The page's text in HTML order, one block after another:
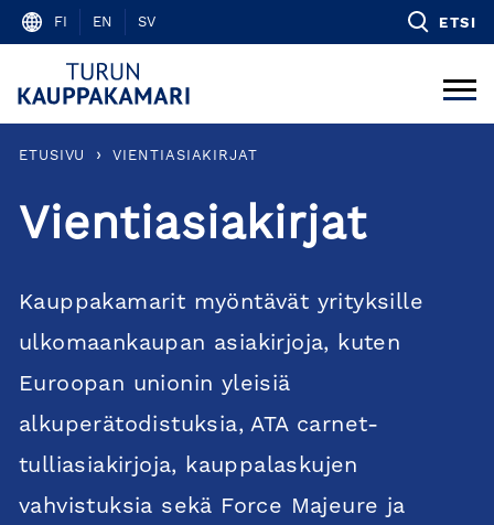
Skip
content
FI EN SV ETSI
ETUSIVU › VIENTIASIAKIRJAT
Vientiasiakirjat
Kauppakamarit myöntävät yrityksille
ulkomaankaupan asiakirjoja, kuten
Euroopan unionin yleisiä
alkuperätodistuksia, ATA carnet-
tulliasiakirjoja, kauppalaskujen
vahvistuksia sekä Force Majeure ja